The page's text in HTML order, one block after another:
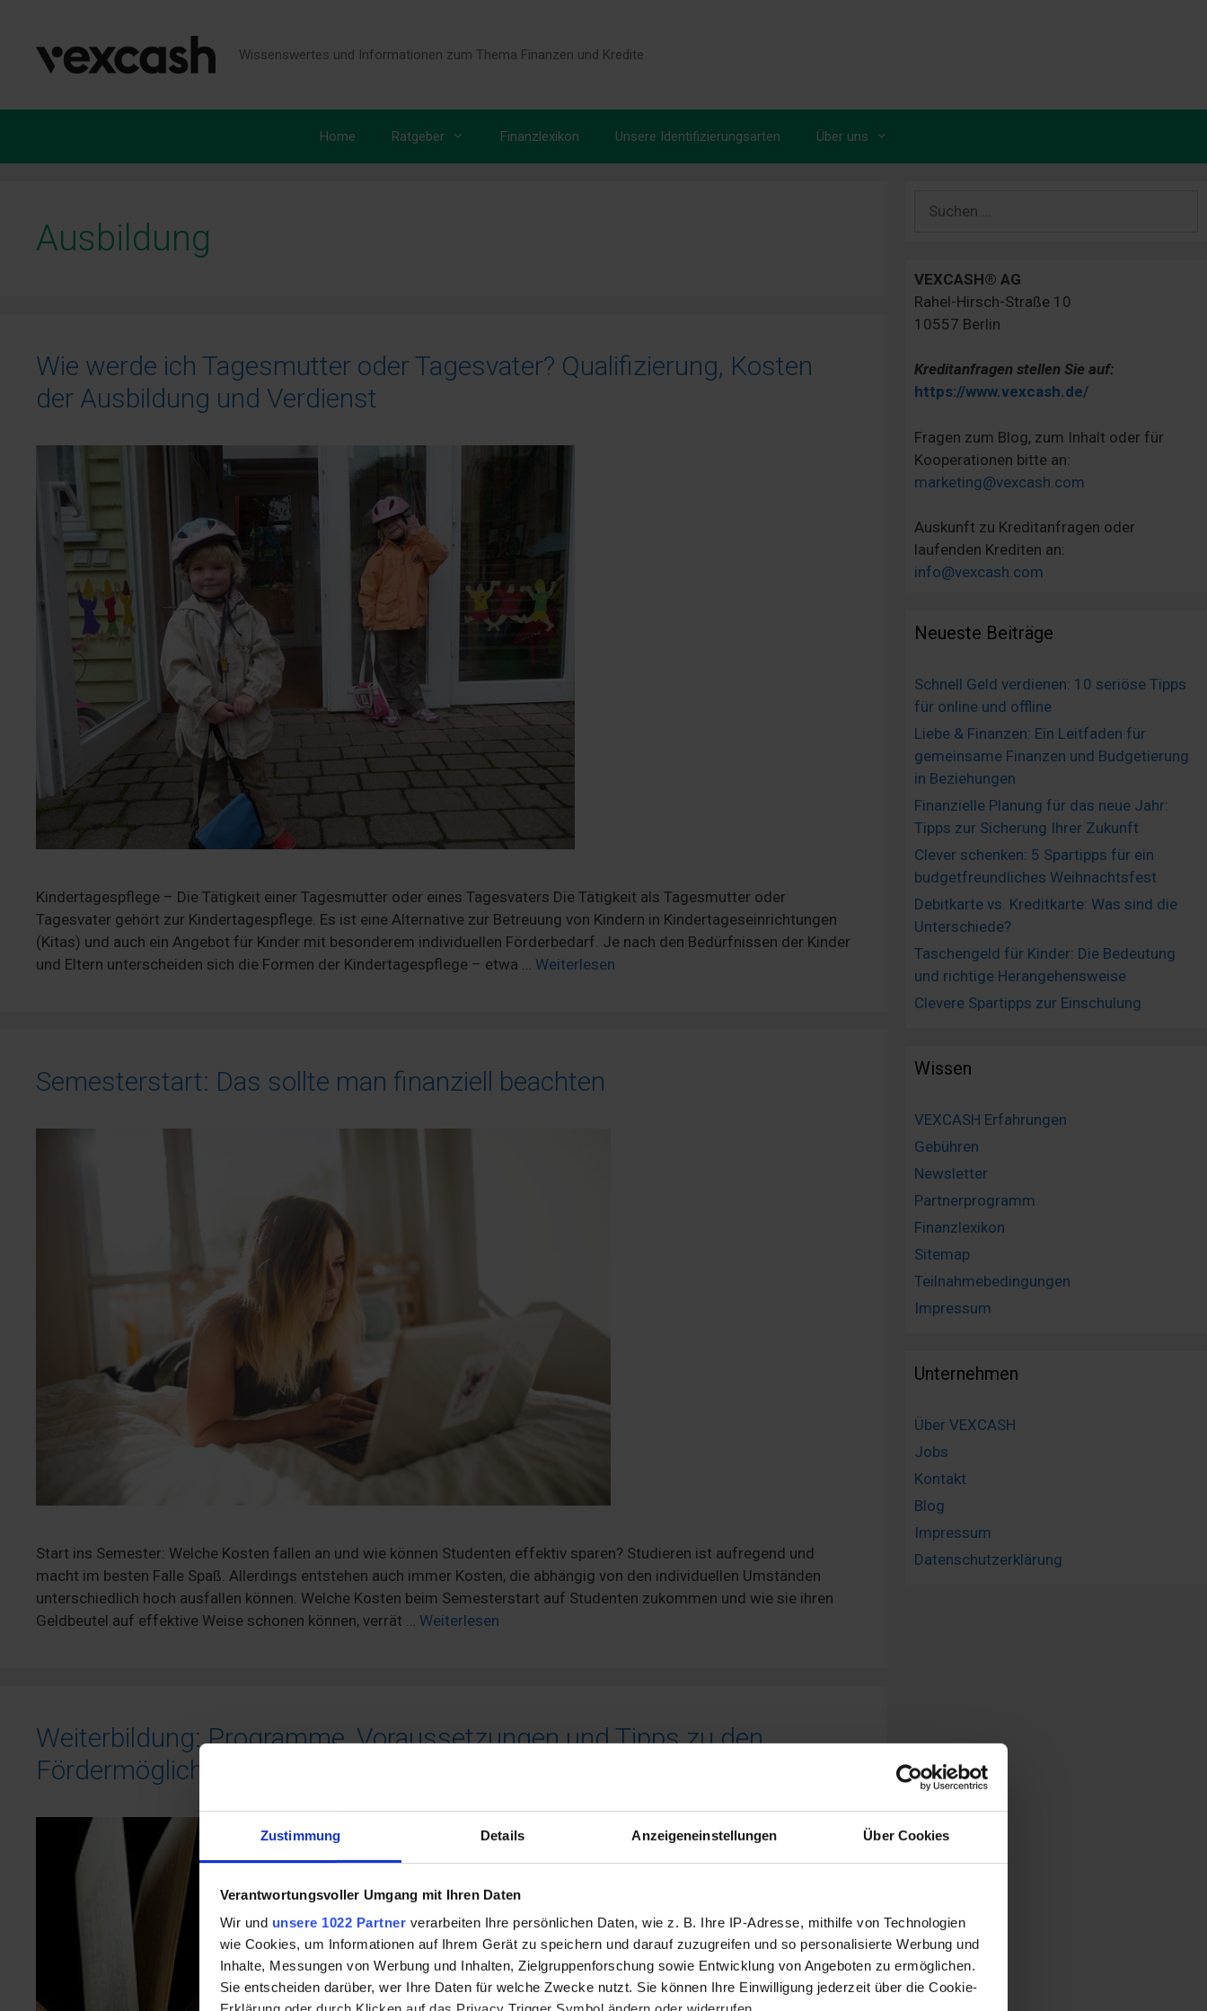
Zustimmung Details Anzeigeneinstellungen Über Cookies
Verantwortungsvoller Umgang mit Ihren Daten
Wir und unsere 1022 Partner verarbeiten Ihre persönlichen Daten, wie z. B. Ihre IP-Adresse, mithilfe von Technologien
wie Cookies, um Informationen auf Ihrem Gerät zu speichern und darauf zuzugreifen und so personalisierte Werbung und
Inhalte, Messungen von Werbung und Inhalten, Zielgruppenforschung sowie Entwicklung von Angeboten zu ermöglichen.
Sie entscheiden darüber, wer Ihre Daten für welche Zwecke nutzt. Sie können Ihre Einwilligung jederzeit über die Cookie-
springen
Wissenswertes und Informationen zum Thema Finanzen und Kredite
Home Ratgeber Finanzlexikon Unsere Identifizierungsarten Über uns
Ausbildung
Wie werde ich Tagesmutter oder Tagesvater? Qualifizierung, Kosten
der Ausbildung und Verdienst
Kindertagespflege – Die Tätigkeit einer Tagesmutter oder eines Tagesvaters Die Tätigkeit als Tagesmutter oder
Tagesvater gehört zur Kindertagespflege. Es ist eine Alternative zur Betreuung von Kindern in Kindertageseinrichtungen
(Kitas) und auch ein Angebot für Kinder mit besonderem individuellen Förderbedarf. Je nach den Bedürfnissen der Kinder
und Eltern unterscheiden sich die Formen der Kindertagespflege – etwa … Weiterlesen
Semesterstart: Das sollte man finanziell beachten
Start ins Semester: Welche Kosten fallen an und wie können Studenten effektiv sparen? Studieren ist aufregend und
macht im besten Falle Spaß. Allerdings entstehen auch immer Kosten, die abhängig von den individuellen Umständen
unterschiedlich hoch ausfallen können. Welche Kosten beim Semesterstart auf Studenten zukommen und wie sie ihren
Geldbeutel auf effektive Weise schonen können, verrät … Weiterlesen
Weiterbildung: Programme, Voraussetzungen und Tipps zu den
Fördermöglichkeiten
nach:
VEXCASH® AG
Rahel-Hirsch-Straße 10
10557 Berlin
Kreditanfragen stellen Sie auf:
https://www.vexcash.de/
Fragen zum Blog, zum Inhalt oder für
Kooperationen bitte an:
marketing@vexcash.com
Auskunft zu Kreditanfragen oder
laufenden Krediten an:
info@vexcash.com
Neueste Beiträge
Schnell Geld verdienen: 10 seriöse Tipps
für online und offline
Liebe & Finanzen: Ein Leitfaden für
gemeinsame Finanzen und Budgetierung
in Beziehungen
Finanzielle Planung für das neue Jahr:
Tipps zur Sicherung Ihrer Zukunft
Clever schenken: 5 Spartipps für ein
budgetfreundliches Weihnachtsfest
Debitkarte vs. Kreditkarte: Was sind die
Unterschiede?
Taschengeld für Kinder: Die Bedeutung
und richtige Herangehensweise
Clevere Spartipps zur Einschulung
Wissen
VEXCASH Erfahrungen
Gebühren
Newsletter
Partnerprogramm
Finanzlexikon
Sitemap
Teilnahmebedingungen
Impressum
Unternehmen
Über VEXCASH
Jobs
Kontakt
Blog
Impressum
Datenschutzerklärung